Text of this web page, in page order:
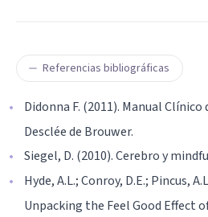
Referencias bibliográficas
Didonna F. (2011). Manual
Desclée de Brouwer.
Siegel, D. (2010). Cerebro y
Hyde, A.L.; Conroy, D.E.; Pincus,
Unpacking the Feel Good Effect